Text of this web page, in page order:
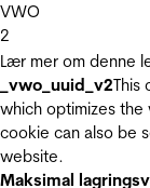
VWO
2
Lær mer om denne
_vwo_uuid_v2This
which optimizes
cookie can also be
website.
Maksimal